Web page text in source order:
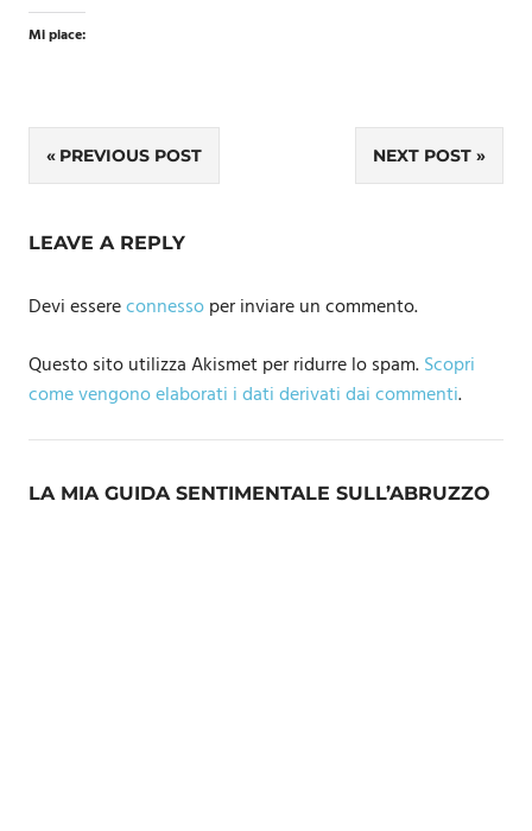
Mi piace:
Navigazione
PREVIOUS POST NEXT POST
LEAVE A REPLY
Devi essereconnessoper inviare un commento.
Questo sito utilizza Akismet per ridurre lo spam.Scopri
come vengono elaborati i dati derivati dai commenti.
LA MIA GUIDA SENTIMENTALE SULL’ABRUZZO